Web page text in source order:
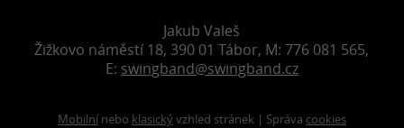
Jakub Valeš
Žižkovo náměstí 18, 390 01 Tábor, M: 776 081 565,
E: swingband@swingband.cz
Mobilní nebo klasickývzhled stránek | Správa cookies